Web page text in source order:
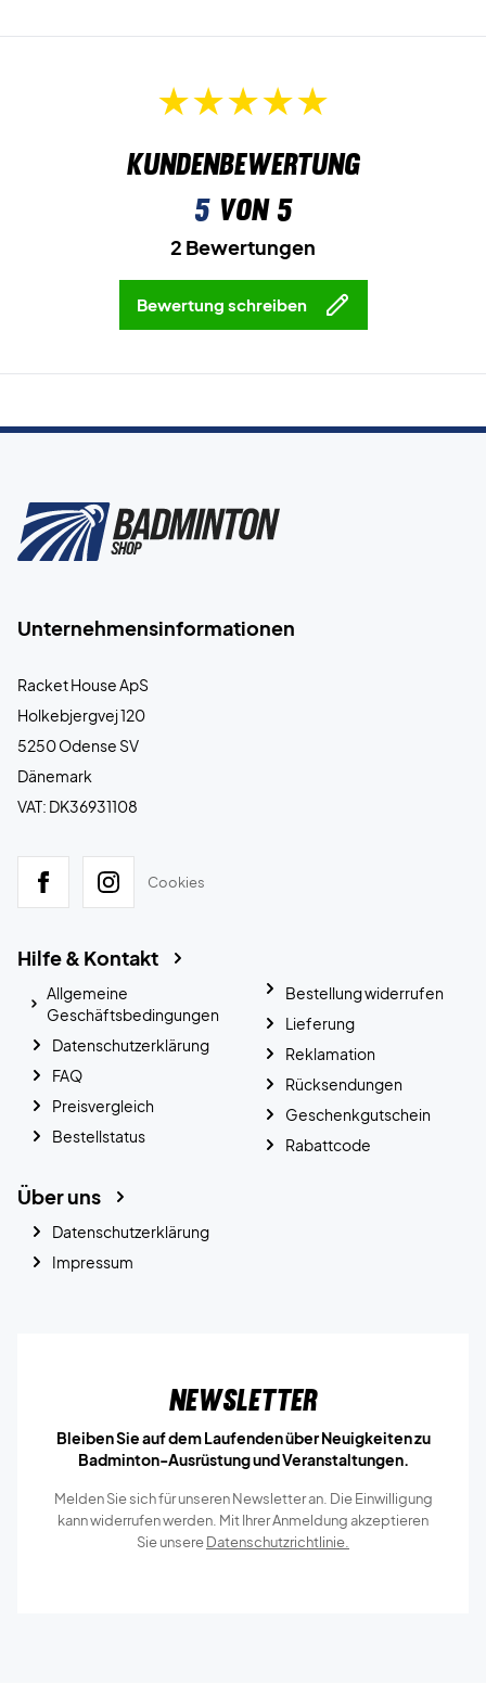
Kundenbewertung
5von 5
2 Bewertungen
Bewertung schreiben
Unternehmensinformationen
Racket House ApS
Holkebjergvej 120
5250 Odense SV
Dänemark
VAT: DK36931108
Cookies
Hilfe & Kontakt
Allgemeine
Geschäftsbedingungen
Datenschutzerklärung
FAQ
Preisvergleich
Bestellstatus
Bestellung widerrufen
Lieferung
Reklamation
Rücksendungen
Geschenkgutschein
Rabattcode
Über uns
Datenschutzerklärung
Impressum
Newsletter
Bleiben Sie auf dem Laufenden über Neuigkeiten zu
Badminton-Ausrüstung und Veranstaltungen.
Melden Sie sich für unseren Newsletter an. Die Einwilligung
kann widerrufen werden. Mit Ihrer Anmeldung akzeptieren
Sie unsereDatenschutzrichtlinie.